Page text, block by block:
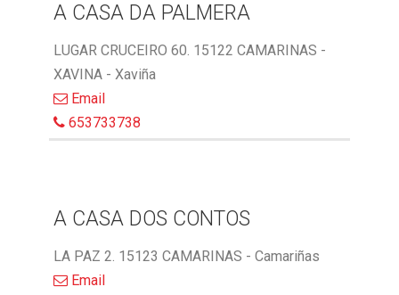
A CASA DA PALMERA
LUGAR CRUCEIRO 60. 15122 CAMARINAS -
XAVINA - Xaviña
Email
653733738
A CASA DOS CONTOS
LA PAZ 2. 15123 CAMARINAS - Camariñas
Email